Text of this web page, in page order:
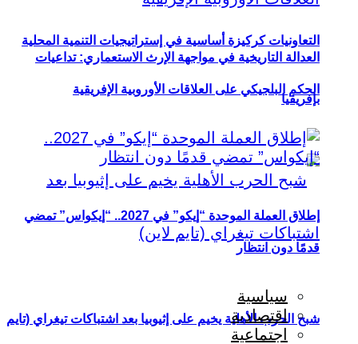
التعاونيات كركيزة أساسية في إستراتيجيات التنمية المحلية
بإفريقيا
شبح الحرب الأهلية يخيم على إثيوبيا بعد اشتباكات تيغراي (تايم
العدالة التاريخية في مواجهة الإرث الاستعماري: تداعيات
الحكم البلجيكي على العلاقات الأوروبية الإفريقية
إطلاق العملة الموحدة “إيكو” في 2027.. “إيكواس” تمضي
قدمًا دون انتظار
سياسية
اقتصادية
اجتماعية